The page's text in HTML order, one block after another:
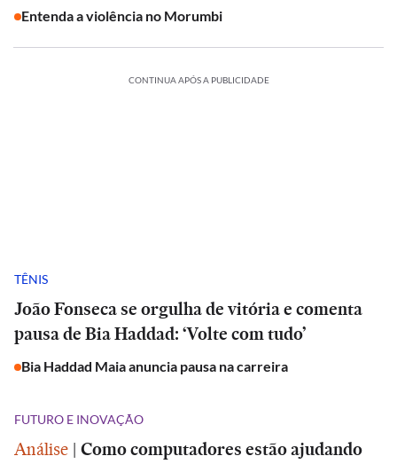
Entenda a violência no Morumbi
CONTINUA APÓS A PUBLICIDADE
TÊNIS
João Fonseca se orgulha de vitória e comenta
pausa de Bia Haddad: ‘Volte com tudo’
Bia Haddad Maia anuncia pausa na carreira
FUTURO E INOVAÇÃO
Análise | Como computadores estão ajudando